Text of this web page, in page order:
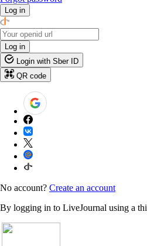
Log in
Log in
Login with Sber ID
QR code
No account? Create an account
By logging in to LiveJournal using a